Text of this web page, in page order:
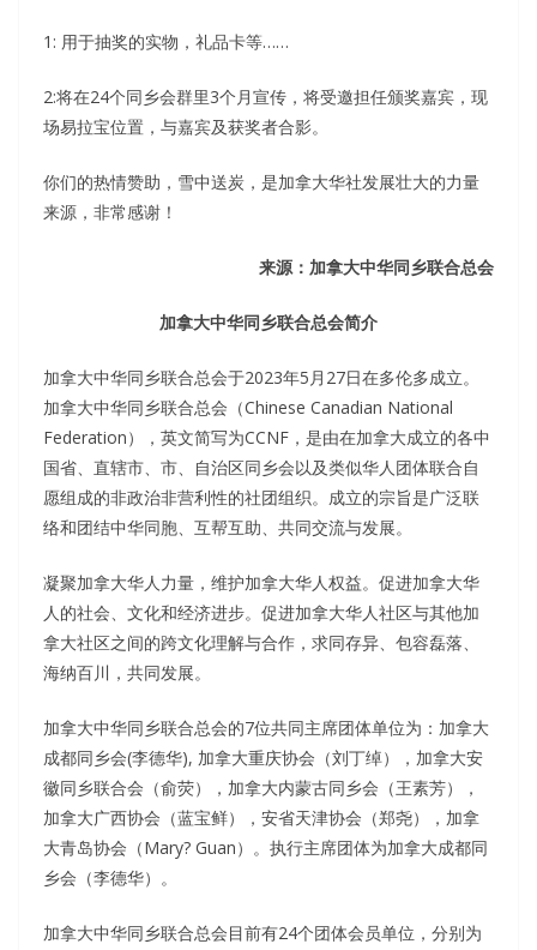
1: 用于抽奖的实物，礼品卡等……
2:将在24个同乡会群里3个月宣传，将受邀担任颁奖嘉宾，现
场易拉宝位置，与嘉宾及获奖者合影。
你们的热情赞助，雪中送炭，是加拿大华社发展壮大的力量
来源，非常感谢！
来源：加拿大中华同乡联合总会
加拿大中华同乡联合总会简介
加拿大中华同乡联合总会于2023年5月27日在多伦多成立。
加拿大中华同乡联合总会（Chinese Canadian National
Federation），英文简写为CCNF，是由在加拿大成立的各中
国省、直辖市、市、自治区同乡会以及类似华人团体联合自
愿组成的非政治非营利性的社团组织。成立的宗旨是广泛联
络和团结中华同胞、互帮互助、共同交流与发展。
凝聚加拿大华人力量，维护加拿大华人权益。促进加拿大华
人的社会、文化和经济进步。促进加拿大华人社区与其他加
拿大社区之间的跨文化理解与合作，求同存异、包容磊落、
海纳百川，共同发展。
加拿大中华同乡联合总会的7位共同主席团体单位为：加拿大
成都同乡会(李德华), 加拿大重庆协会（刘丁绰），加拿大安
徽同乡联合会（俞荧），加拿大内蒙古同乡会（王素芳），
加拿大广西协会（蓝宝鲜），安省天津协会（郑尧），加拿
大青岛协会（Mary? Guan）。执行主席团体为加拿大成都同
乡会（李德华）。
加拿大中华同乡联合总会目前有24个团体会员单位，分别为